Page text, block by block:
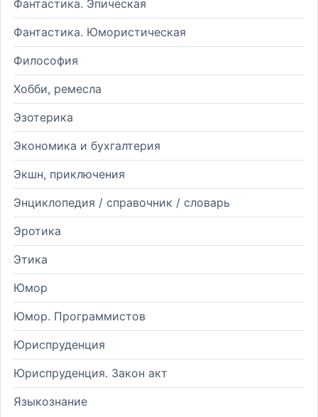
Фантастика. Эпическая
Фантастика. Юмористическая
Философия
Хобби, ремесла
Эзотерика
Экономика и бухгалтерия
Экшн, приключения
Энциклопедия / справочник / словарь
Эротика
Этика
Юмор
Юмор. Программистов
Юриспруденция
Юриспруденция. Закон акт
Языкознание